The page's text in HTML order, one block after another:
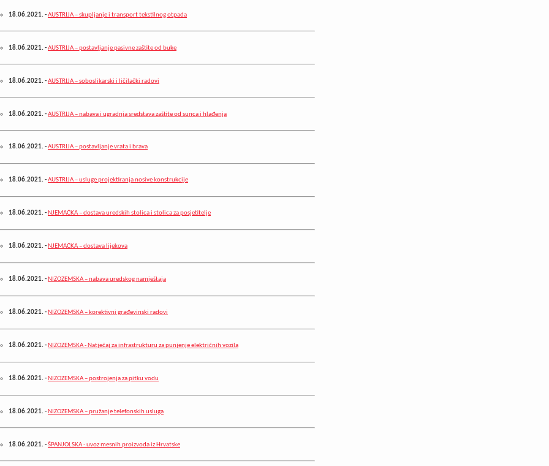
18.06.2021.-AUSTRIJA – skupljanje i transport tekstilnog otpada
18.06.2021.-AUSTRIJA – postavljanje pasivne zaštite od buke
18.06.2021.-AUSTRIJA – soboslikarski i ličilački radovi
18.06.2021.-AUSTRIJA – nabava i ugradnja sredstava zaštite od sunca i hlađenja
18.06.2021.-AUSTRIJA – postavljanje vrata i brava
18.06.2021.-AUSTRIJA – usluge projektiranja nosive konstrukcije
18.06.2021.-NJEMAČKA – dostava uredskih stolica i stolica za posjetitelje
18.06.2021.-NJEMAČKA – dostava lijekova
18.06.2021.-NIZOZEMSKA – nabava uredskog namještaja
18.06.2021.- NIZOZEMSKA – korektivni građevinski radovi
18.06.2021.- NIZOZEMSKA - Natječaj za infrastrukturu za punjenje električnih vozila
18.06.2021.- NIZOZEMSKA – postrojenja za pitku vodu
18.06.2021.- NIZOZEMSKA – pružanje telefonskih usluga
18.06.2021.-ŠPANJOLSKA - uvoz mesnih proizvoda iz Hrvatske